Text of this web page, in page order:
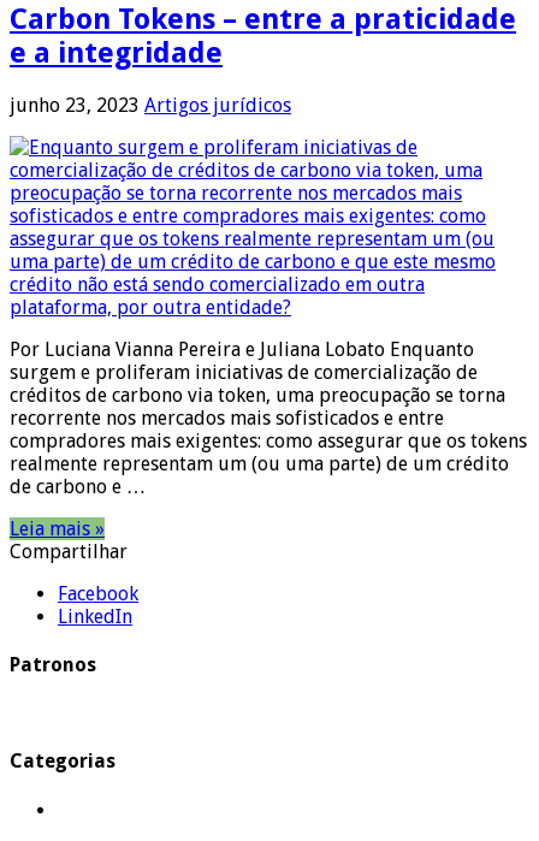
Carbon Tokens – entre a praticidade
e a integridade
junho 23, 2023 Artigos jurídicos
Por Luciana Vianna Pereira e Juliana Lobato Enquanto
surgem e proliferam iniciativas de comercialização de
créditos de carbono via token, uma preocupação se torna
recorrente nos mercados mais sofisticados e entre
compradores mais exigentes: como assegurar que os tokens
realmente representam um (ou uma parte) de um crédito
de carbono e …
Leia mais »
Compartilhar
Facebook
LinkedIn
Patronos
Categorias